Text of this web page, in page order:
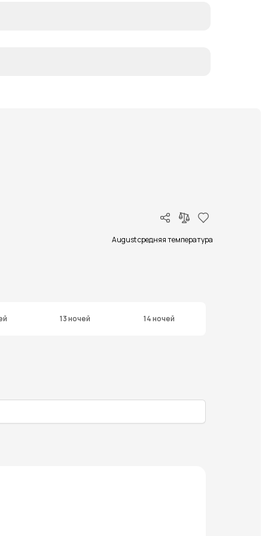
August средняя температура
13 ночей 14 ночей